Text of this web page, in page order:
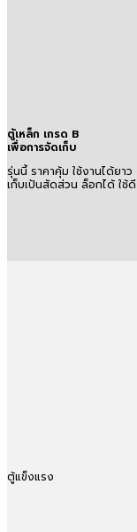
ตู้เหล็ก เกรด B
เพื่อการจัดเก็บ
รุ่นนี้ ราคาคุ้ม ใช้งานได้ยาว
เก็บเป้นสัดส่วน ล็อกได้ ใช้ดี
ตู้แข็งแรง